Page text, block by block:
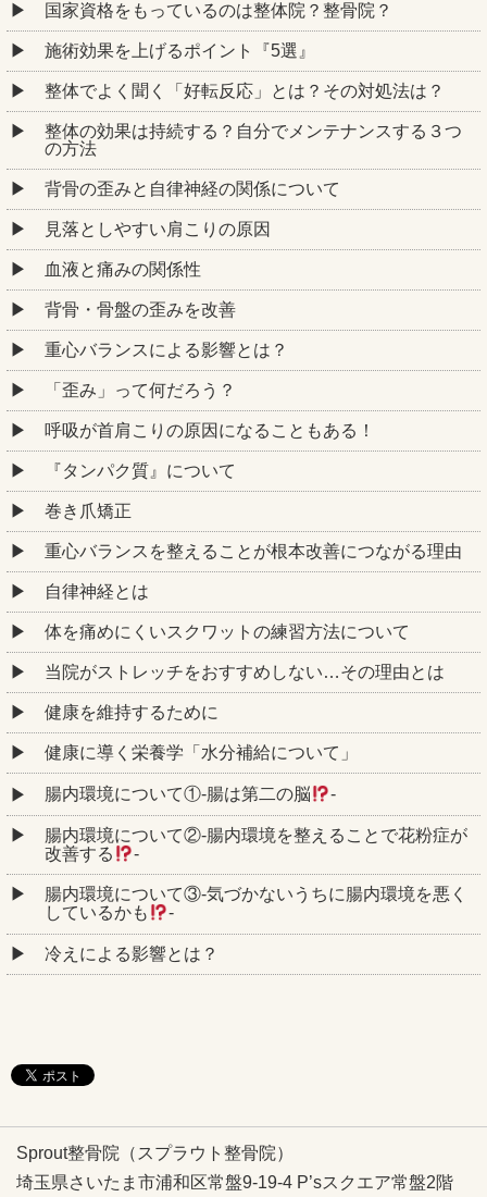
国家資格をもっているのは整体院？整骨院？
施術効果を上げるポイント『5選』
整体でよく聞く「好転反応」とは？その対処法は？
整体の効果は持続する？自分でメンテナンスする３つ
の方法
背骨の歪みと自律神経の関係について
見落としやすい肩こりの原因
血液と痛みの関係性
背骨・骨盤の歪みを改善
重心バランスによる影響とは？
「歪み」って何だろう？
呼吸が首肩こりの原因になることもある！
『タンパク質』について
巻き爪矯正
重心バランスを整えることが根本改善につながる理由
自律神経とは
体を痛めにくいスクワットの練習方法について
当院がストレッチをおすすめしない…その理由とは
健康を維持するために
健康に導く栄養学「水分補給について」
腸内環境について①‐腸は第二の脳 ‐
腸内環境について②‐腸内環境を整えることで花粉症が
改善する
‐
腸内環境について③‐気づかないうちに腸内環境を悪く
しているかも
‐
冷えによる影響とは？
Sprout整骨院（スプラウト整骨院）
埼玉県さいたま市浦和区常盤9-19-4 P’sスクエア常盤2階